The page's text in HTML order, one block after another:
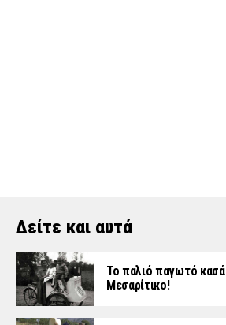
Δείτε και αυτά
Το παλιό παγωτό
Μεσαρίτικο!